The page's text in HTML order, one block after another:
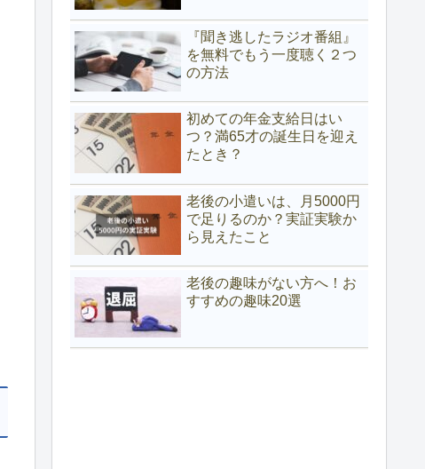
『聞き逃したラジオ番組』
を無料でもう一度聴く２つ
の方法
初めての年金支給日はい
つ？満65才の誕生日を迎え
たとき？
老後の小遣いは、月5000円
で足りるのか？実証実験か
ら見えたこと
老後の趣味がない方へ！お
すすめの趣味20選